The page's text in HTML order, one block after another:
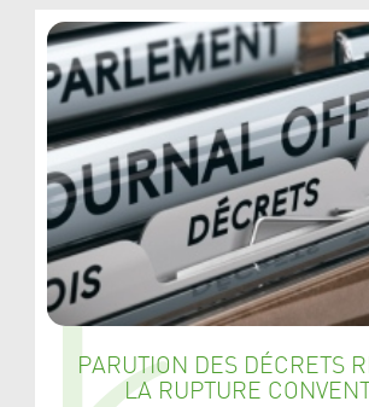
PARUTION DES DÉCRETS
LA RUPTURE